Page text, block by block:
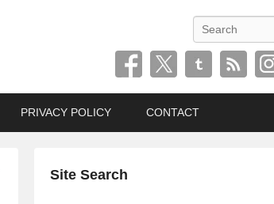
検
索
PRIVACY POLICY CONTACT
Site Search